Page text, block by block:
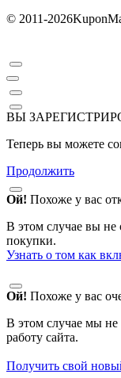
© 2011-2026
ВЫ
Теперь вы можете
Продолжить
Ой! Похоже у вас
В этом случае вы не
покупки.
Узнать о том как
Ой! Похоже у вас
В этом случае мы
работу сайта.
Получить свой